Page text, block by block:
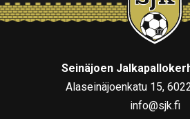
Seinäjoen
Alaseinäjoenkatu 15,
info@sjk.fi